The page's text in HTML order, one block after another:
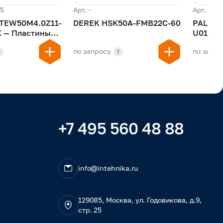
зубчатых
Арт. -
DEREK HSK50A-FMB22C-60
по запросу ?
Арт.
U012165 —
по
+7 495 560 48 88
info@intehnika.ru
129085, Москва, ул. Годовикова, д.9,
стр. 25